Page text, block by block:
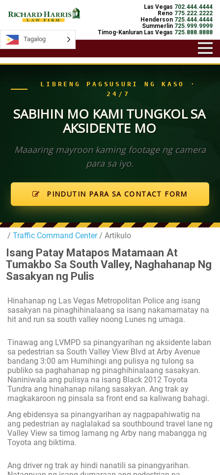
Las Vegas 702.444.4444
Reno 775.222.2222
Henderson 725.444.4444
Summerlin 725.999.9999
Timog-Kanluran Las Vegas 725.888.8888
LIBRENG PAGSUSURI NG KASO ·
24/7
SABIHIN MO KAMI TUNGKOL SA
AKSIDENTE MO
Maaaring mayroon kaming footage ng camera
para sa iyo.
PINDUTIN PARA SA CONTACT FORM
/ Traffic Command Center/ Artikulo
Isang Patay Matapos Matamaan At
Tumakbo Sa South Valley, Naghahanap Ng
Sasakyan ng Pulis
Hinahanap ng Las Vegas Metropolitan Police ang isang
sasakyan na pinaghihinalaang sa isang nakamamatay na
hit and run sa south valley noong Lunes ng umaga.
Tinawag ang LVMPD sa pinangyarihan ng aksidente laban
sa pedestrian sa South Valley View Blvd at Arby Avenue
bandang 3:00 am Humihingi ang pulisya ng tulong sa
publiko sa paghahanap ng pinaghihinalaang sasakyan.
Naniniwala ang pulisya na isang Black 2012 Toyota
Tundra ang hinahanap nilang sasakyan. Ang trak ay
magkakaroon ng pinsala sa front end sa kaliwang bahagi.
Ang ebidensya sa pinangyarihan ay nagpapahiwatig na
ang pedestrian ay naglalakad sa southbound travel lane ng
Valley View sa timog lamang ng Arby nang mabangga ng
Toyota ang biktima.
Ang driver ng trak ay hindi nanatili sa pinangyarihan.
Tagalog
Tagalog